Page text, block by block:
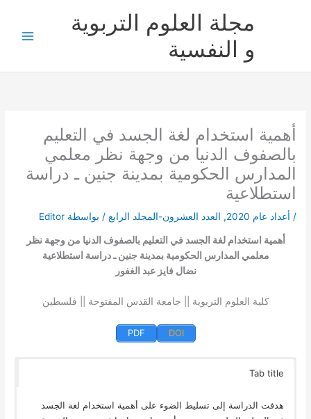
مجلة العلوم التربوية
و النفسية
أهمية استخدام لغة الجسد في التعليم
بالصفوف الدنيا من وجهة نظر معلمي
المدارس الحكومية بمدينة جنين ـ دراسة
استطلاعية
/ أعداد عام 2020 , العدد العشرون-المجلد الرابع / بواسطة Editor
أهمية استخدام لغة الجسد في التعليم بالصفوف الدنيا من وجهة نظر
معلمي المدارس الحكومية بمدينة جنين ـ دراسة استطلاعية
نضال فايز عبد الغفور
كلية العلوم التربوية || جامعة القدس المفتوحة || فلسطين
DOI
PDF
Tab title
هدفت الدراسة إلى تسليط الضوء على أهمية استخدام لغة الجسد